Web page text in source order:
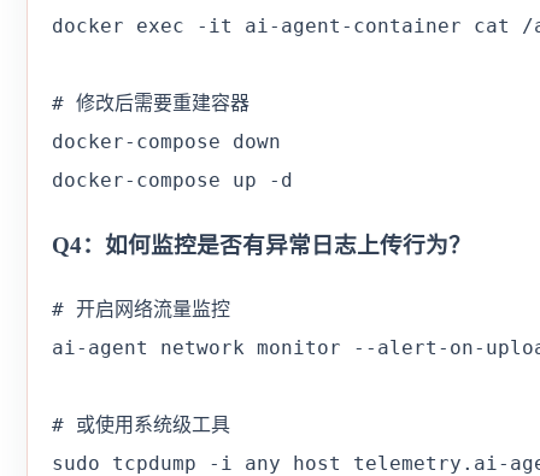
docker exec -it ai-agent-container cat /
# 修改后需要重建容器
docker-compose down
docker-compose up -d
Q4：如何监控是否有异常日志上传行为？
# 开启网络流量监控
ai-agent network monitor --alert-on-
# 或使用系统级工具
sudo tcpdump -i any host telemetry.ai-